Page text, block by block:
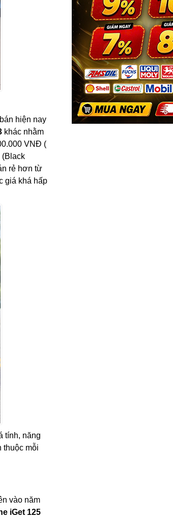
hiện nay
khác nhằm
VNĐ (
(Black
rẻ hơn từ
giá khá hấp
tính, năng
thuộc mỗi
vào năm
iGet 125